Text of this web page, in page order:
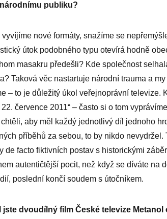
publiku?
vyvíjíme nové formáty, snažíme se
útok podobného typu otevírá hodně
masakru předešli? Kde společnost
Taková věc nastartuje národní trauma a
– to je důležitý úkol veřejnoprávní televize.
července 2011“ – často si o tom
aby měl každý jednotlivý díl jednoho
příběhů za sebou, to by nikdo
de facto fiktivních postav s historickými
autentičtější pocit, než když se díváte na
poslední končí soudem s útočníkem.
jste dvoudílný film České televize